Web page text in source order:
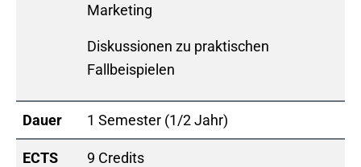
Marketing
Diskussionen zu praktischen
Fallbeispielen
Dauer 1 Semester (1/2 Jahr)
ECTS 9 Credits